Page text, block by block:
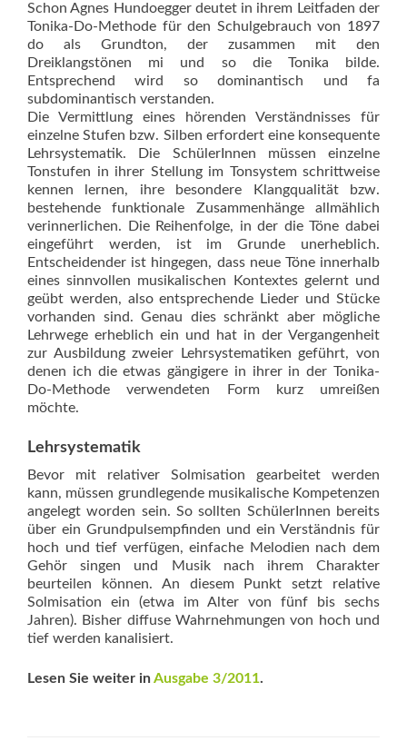
Schon Agnes Hundoegger deutet in ihrem Leitfaden der
Tonika-Do-Methode für den Schulgebrauch von 1897
do als Grundton, der zusammen mit den
Dreiklangstönen mi und so die Tonika bilde.
Entsprechend wird so dominantisch und fa
subdominantisch verstanden.
Die Vermittlung eines hörenden Verständnisses für
einzelne Stufen bzw. Silben erfordert eine konsequente
Lehrsystematik. Die SchülerInnen müssen einzelne
Tonstufen in ihrer Stellung im Tonsystem schrittweise
kennen lernen, ihre besondere Klangqualität bzw.
bestehende funktionale Zusammenhänge allmählich
verinnerlichen. Die Reihenfolge, in der die Töne dabei
eingeführt werden, ist im Grunde unerheblich.
Entscheidender ist hingegen, dass neue Töne innerhalb
eines sinnvollen musikalischen Kontextes gelernt und
geübt werden, also entsprechende Lieder und Stücke
vorhanden sind. Genau dies schränkt aber mögliche
Lehrwege erheblich ein und hat in der Vergangenheit
zur Ausbildung zweier Lehrsystematiken geführt, von
denen ich die etwas gängigere in ihrer in der Tonika-
Do-Methode verwendeten Form kurz umreißen
möchte.
Lehrsystematik
Bevor mit relativer Solmisation gearbeitet werden
kann, müssen grundlegende musikalische Kompetenzen
angelegt worden sein. So sollten SchülerInnen bereits
über ein Grundpulsempfinden und ein Verständnis für
hoch und tief verfügen, einfache Melodien nach dem
Gehör singen und Musik nach ihrem Charakter
beurteilen können. An diesem Punkt setzt relative
Solmisation ein (etwa im Alter von fünf bis sechs
Jahren). Bisher diffuse Wahrnehmungen von hoch und
tief werden kanalisiert.
Lesen Sie weiter inAusgabe 3/2011.